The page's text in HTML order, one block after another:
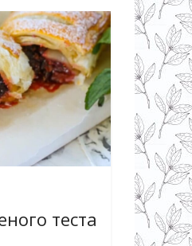
теста